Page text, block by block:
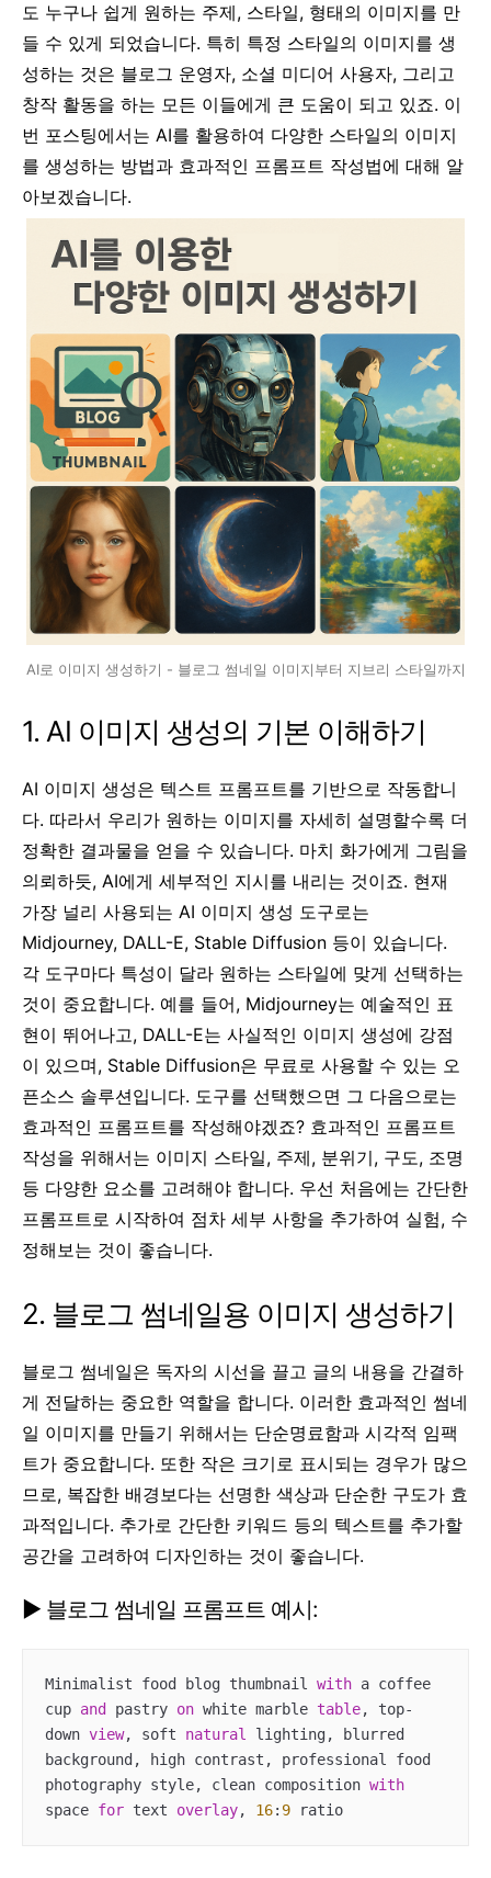
도 누구나 쉽게 원하는 주제, 스타일, 형태의 이미지를 만
들 수 있게 되었습니다. 특히 특정 스타일의 이미지를 생
성하는 것은 블로그 운영자, 소셜 미디어 사용자, 그리고
창작 활동을 하는 모든 이들에게 큰 도움이 되고 있죠. 이
번 포스팅에서는 AI를 활용하여 다양한 스타일의 이미지
를 생성하는 방법과 효과적인 프롬프트 작성법에 대해 알
아보겠습니다.
AI로 이미지 생성하기 - 블로그 썸네일 이미지부터 지브리 스타일까지
1. AI 이미지 생성의 기본 이해하기
AI 이미지 생성은 텍스트 프롬프트를 기반으로 작동합니
다. 따라서 우리가 원하는 이미지를 자세히 설명할수록 더
정확한 결과물을 얻을 수 있습니다. 마치 화가에게 그림을
의뢰하듯, AI에게 세부적인 지시를 내리는 것이죠. 현재
가장 널리 사용되는 AI 이미지 생성 도구로는
Midjourney, DALL-E, Stable Diffusion 등이 있습니다.
각 도구마다 특성이 달라 원하는 스타일에 맞게 선택하는
것이 중요합니다. 예를 들어, Midjourney는 예술적인 표
현이 뛰어나고, DALL-E는 사실적인 이미지 생성에 강점
이 있으며, Stable Diffusion은 무료로 사용할 수 있는 오
픈소스 솔루션입니다. 도구를 선택했으면 그 다음으로는
효과적인 프롬프트를 작성해야겠죠? 효과적인 프롬프트
작성을 위해서는 이미지 스타일, 주제, 분위기, 구도, 조명
등 다양한 요소를 고려해야 합니다. 우선 처음에는 간단한
프롬프트로 시작하여 점차 세부 사항을 추가하여 실험, 수
정해보는 것이 좋습니다.
2. 블로그 썸네일용 이미지 생성하기
블로그 썸네일은 독자의 시선을 끌고 글의 내용을 간결하
게 전달하는 중요한 역할을 합니다. 이러한 효과적인 썸네
일 이미지를 만들기 위해서는 단순명료함과 시각적 임팩
트가 중요합니다. 또한 작은 크기로 표시되는 경우가 많으
므로, 복잡한 배경보다는 선명한 색상과 단순한 구도가 효
과적입니다. 추가로 간단한 키워드 등의 텍스트를 추가할
공간을 고려하여 디자인하는 것이 좋습니다.
▶ 블로그 썸네일 프롬프트 예시:
Minimalist food blog thumbnail with a coffee
cup and pastry on white marble table, top-
down view, soft natural
lighting, blurred
background, high contrast, professional food
photography style, clean composition with
space for text overlay, 16: 9